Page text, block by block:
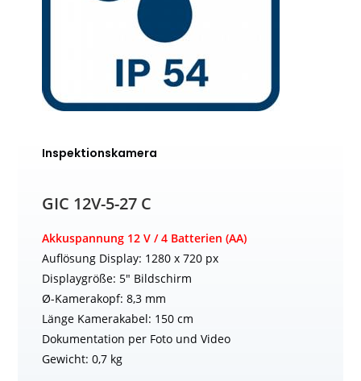
Inspektionskamera
GIC 12V-5-27 C
Akkuspannung 12 V / 4 Batterien (AA)
Auflösung Display: 1280 x 720 px
Displaygröße: 5″ Bildschirm
Ø-Kamerakopf: 8,3 mm
Länge Kamerakabel: 150 cm
Dokumentation per Foto und Video
Gewicht: 0,7 kg